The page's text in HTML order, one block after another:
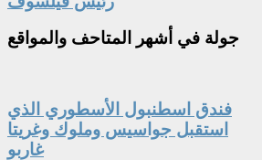
جولة في أشهر المتاحف والمواقع
فندق اسطنبول الأسطوري الذي
استقبل جواسيس وملوك وغريتا
غاربو